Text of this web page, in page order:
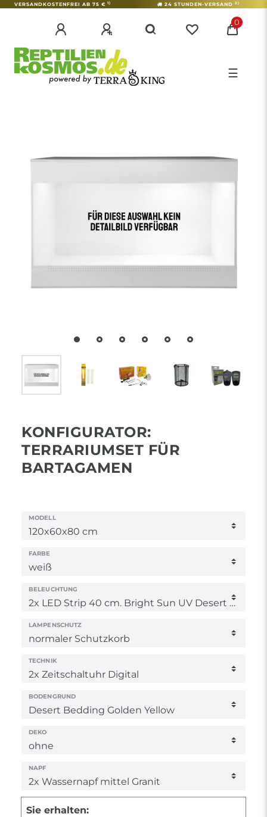
VERSANDKOSTENFREI AB 75 € 1) 24 STUNDEN-VERSAND 2)
0
☰
KONFIGURATOR:
TERRARIUMSET FÜR
BARTAGAMEN
MODELL
FARBE
BELEUCHTUNG
LAMPENSCHUTZ
TECHNIK
BODENGRUND
DEKO
NAPF
Sie erhalten: